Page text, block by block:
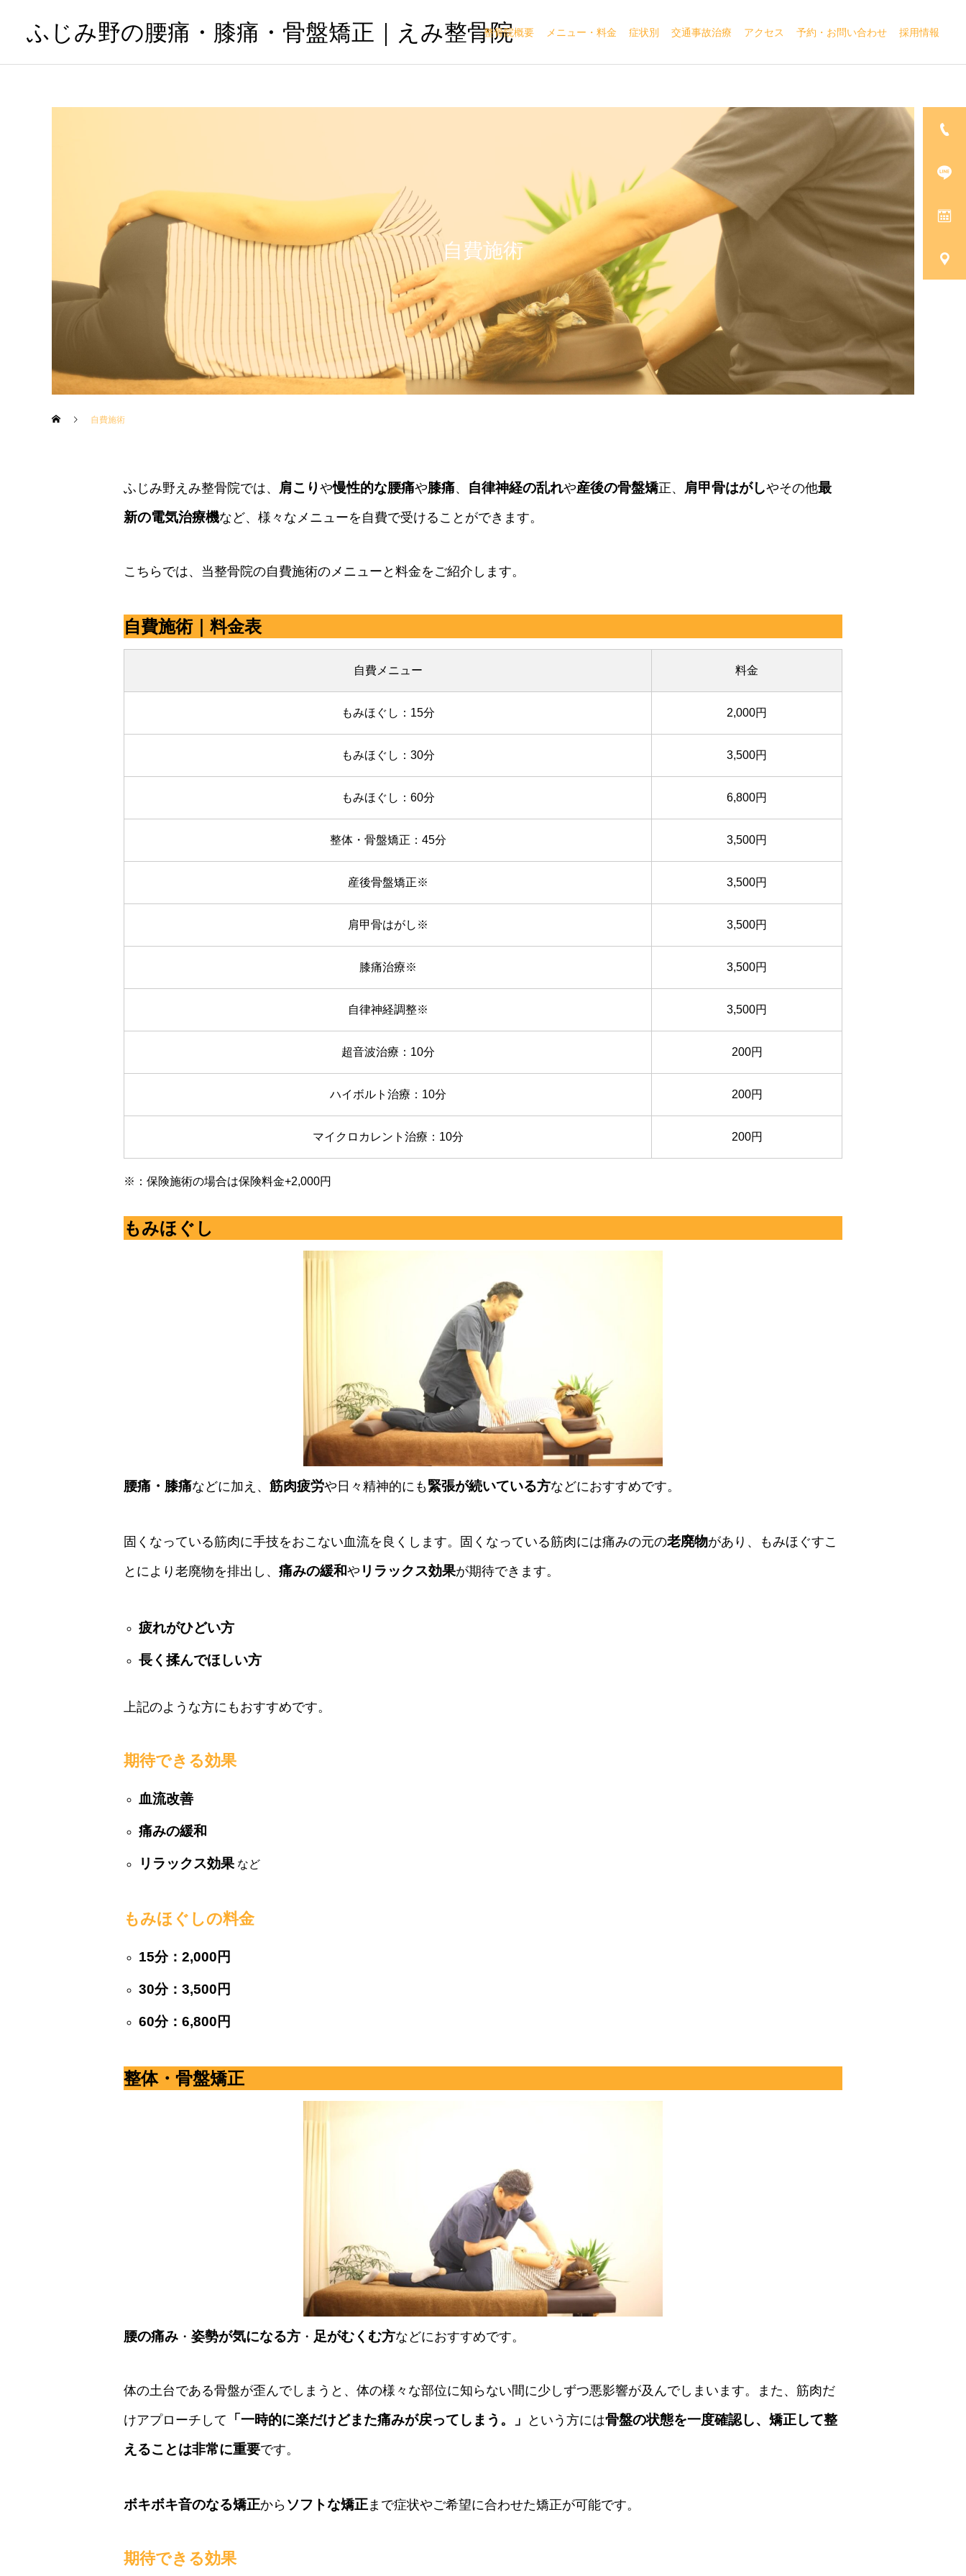
ふじみ野の腰痛・膝痛・骨盤矯正｜えみ整骨院
整骨院概要 メニュー・料金 症状別 交通事故治療 アクセス 予約・お問い合わせ 採用情報
自費施術
自費施術
ふじみ野えみ整骨院では、 肩こり や慢性的な腰痛や膝痛、 自律神経の乱れや産後の骨盤矯正、 肩甲骨はがしやその他最
新の電気治療機など、様々なメニューを自費で受けることができます。
こちらでは、当整骨院の自費施術のメニューと料金をご紹介します。
自費施術｜料金表
自費メニュー 料金
もみほぐし：15分 2,000円
もみほぐし：30分 3,500円
もみほぐし：60分 6,800円
整体・骨盤矯正：45分 3,500円
産後骨盤矯正※ 3,500円
肩甲骨はがし※ 3,500円
膝痛治療※ 3,500円
自律神経調整※ 3,500円
超音波治療：10分 200円
ハイボルト治療：10分 200円
マイクロカレント治療：10分 200円
※：保険施術の場合は保険料金+2,000円
もみほぐし
腰痛・膝痛などに加え、 筋肉疲労や日々精神的にも緊張が続いている方などにおすすめです。
固くなっている筋肉に手技をおこない血流を良くします。固くなっている筋肉には痛みの元の老廃物があり、もみほぐすこ
とにより老廃物を排出し、 痛みの緩和や リラックス効果が期待できます。
疲れがひどい方
長く揉んでほしい方
上記のような方にもおすすめです。
期待できる効果
血流改善
痛みの緩和
リラックス効果など
もみほぐしの料金
15分：2,000円
30分：3,500円
60分：6,800円
整体・骨盤矯正
腰の痛み ・ 姿勢が気になる方 ・ 足がむくむ方などにおすすめです。
体の土台である骨盤が歪んでしまうと、体の様々な部位に知らない間に少しずつ悪影響が及んでしまいます。また、筋肉だ
けアプローチして 「一時的に楽だけどまた痛みが戻ってしまう。」 という方には骨盤の状態を一度確認し、矯正して整
えることは非常に重要です。
ボキボキ音のなる矯正から ソフトな矯正まで症状やご希望に合わせた矯正が可能です。
期待できる効果